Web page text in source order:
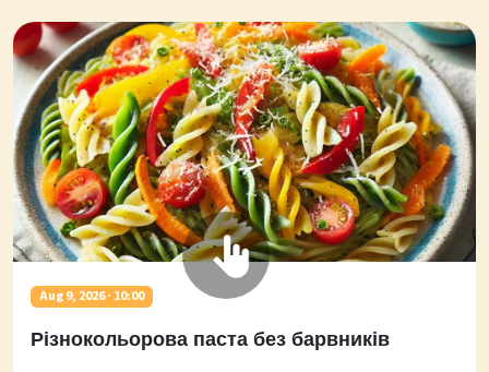
Aug 9, 2026 · 10:00
Різнокольорова паста без барвників